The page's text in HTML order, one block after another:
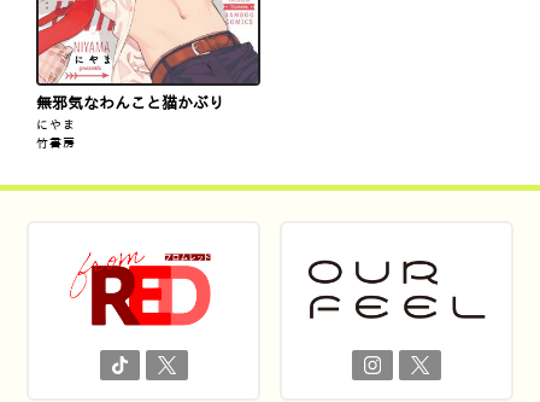
無邪気なわんこと猫かぶり
にやま
竹書房